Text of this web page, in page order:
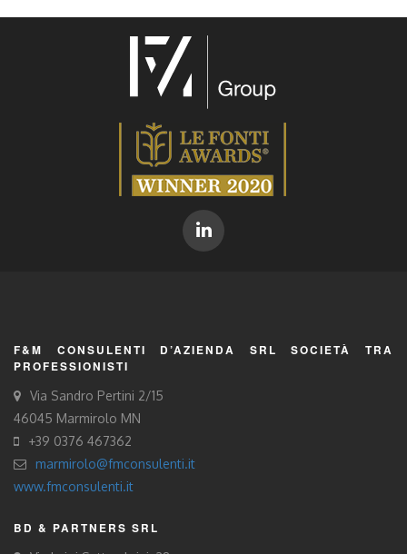
F&M CONSULENTI D’AZIENDA SRL SOCIETÀ TRA
PROFESSIONISTI
Via Sandro Pertini 2/15
46045 Marmirolo MN
+39 0376 467362
marmirolo@fmconsulenti.it
www.fmconsulenti.it
BD & PARTNERS SRL